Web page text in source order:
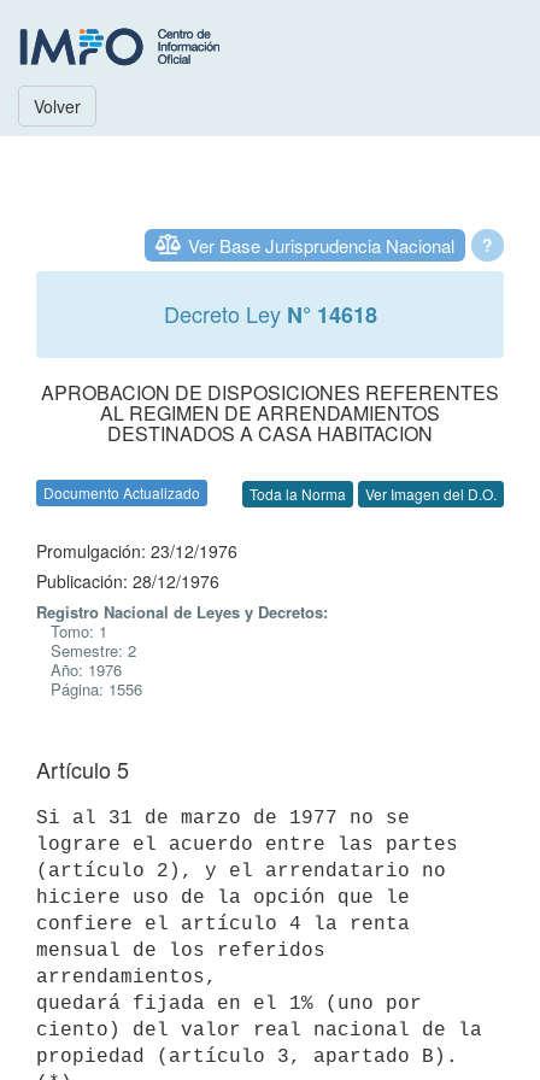
Volver
?
Ver Base Jurisprudencia Nacional
Decreto Ley N° 14618
APROBACION DE DISPOSICIONES REFERENTES
AL REGIMEN DE ARRENDAMIENTOS
DESTINADOS A CASA HABITACION
Documento Actualizado Toda la Norma Ver Imagen del D.O.
Promulgación: 23/12/1976
Publicación: 28/12/1976
Registro Nacional de Leyes y Decretos:
Tomo: 1
Semestre: 2
Año: 1976
Página: 1556
Artículo 5
Si al 31 de marzo de 1977 no se
lograre el acuerdo entre las partes
(artículo 2), y el arrendatario no
hiciere uso de la opción que le
confiere el artículo 4 la renta
mensual de los referidos
arrendamientos,
quedará fijada en el 1% (uno por
ciento) del valor real nacional de la
propiedad (artículo 3, apartado B).